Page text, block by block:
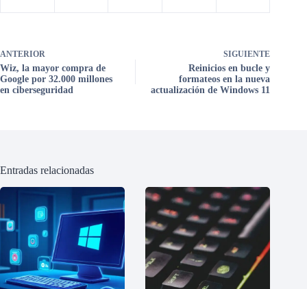
ANTERIOR
Wiz, la mayor compra de
Google por 32.000 millones
en ciberseguridad
SIGUIENTE
Reinicios en bucle y
formateos en la nueva
actualización de Windows 11
Entradas relacionadas